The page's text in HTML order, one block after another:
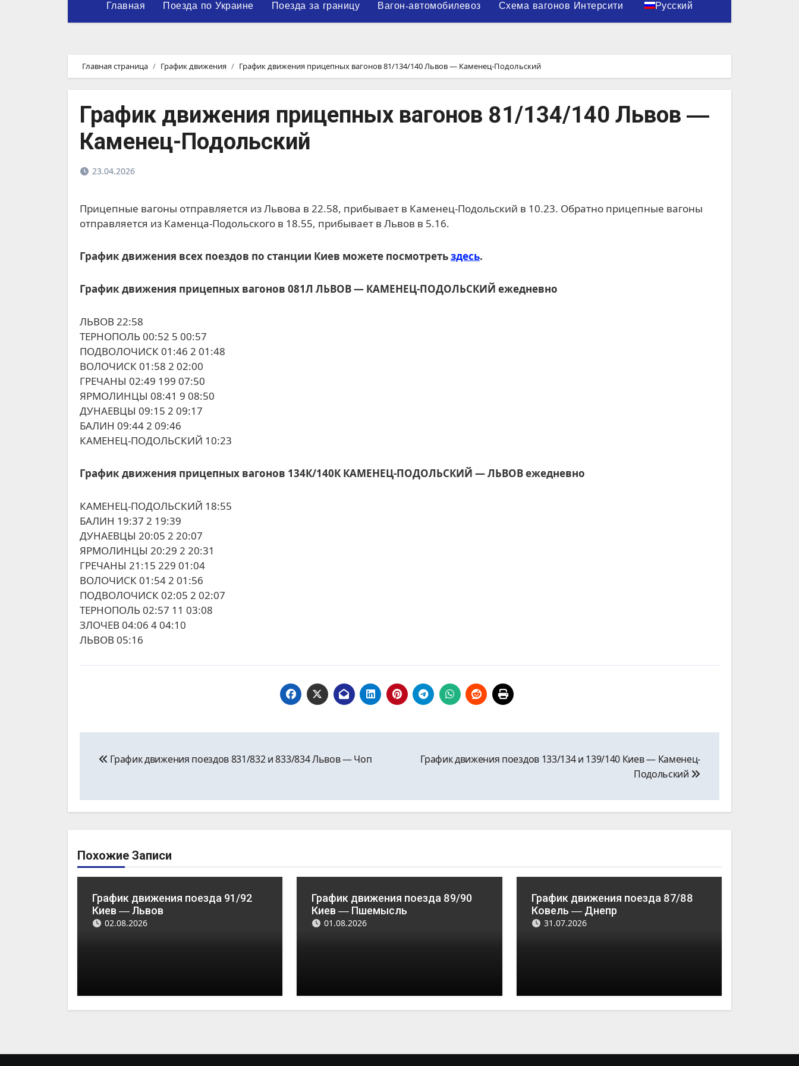
Главная Поезда по Украине Поезда за границу Вагон-автомобилевоз Схема вагонов Интерсити Русский
Главная страница График движения График движения прицепных вагонов 81/134/140 Львов ― Каменец-Подольский
График движения прицепных вагонов 81/134/140 Львов ―
Каменец-Подольский
23.04.2026
Прицепные вагоны отправляется из Львова в 22.58, прибывает в Каменец-Подольский в 10.23. Обратно прицепные вагоны
отправляется из Каменца-Подольского в 18.55, прибывает в Львов в 5.16.
График движения всех поездов по станции Киев можете посмотретьздесь.
График движения прицепных вагонов 081Л ЛЬВОВ ― КАМЕНЕЦ-ПОДОЛЬСКИЙ ежедневно
ЛЬВОВ 22:58
ТЕРНОПОЛЬ 00:52 5 00:57
ПОДВОЛОЧИСК 01:46 2 01:48
ВОЛОЧИСК 01:58 2 02:00
ГРЕЧАНЫ 02:49 199 07:50
ЯРМОЛИНЦЫ 08:41 9 08:50
ДУНАЕВЦЫ 09:15 2 09:17
БАЛИН 09:44 2 09:46
КАМЕНЕЦ-ПОДОЛЬСКИЙ 10:23
График движения прицепных вагонов 134К/140К КАМЕНЕЦ-ПОДОЛЬСКИЙ ― ЛЬВОВ ежедневно
КАМЕНЕЦ-ПОДОЛЬСКИЙ 18:55
БАЛИН 19:37 2 19:39
ДУНАЕВЦЫ 20:05 2 20:07
ЯРМОЛИНЦЫ 20:29 2 20:31
ГРЕЧАНЫ 21:15 229 01:04
ВОЛОЧИСК 01:54 2 01:56
ПОДВОЛОЧИСК 02:05 2 02:07
ТЕРНОПОЛЬ 02:57 11 03:08
ЗЛОЧЕВ 04:06 4 04:10
ЛЬВОВ 05:16
по
График движения поездов 831/832 и 833/834 Львов ― Чоп
График движения поездов 133/134 и 139/140 Киев ― Каменец-
Подольский
Похожие Записи
График движения поезда 91/92
Киев ― Львов
02.08.2026
График движения поезда 89/90
Киев ― Пшемысль
01.08.2026
График движения поезда 87/88
Ковель ― Днепр
31.07.2026